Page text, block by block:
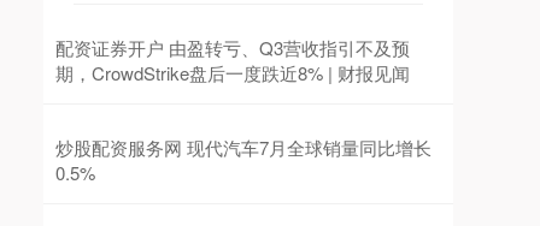
配资证券开户 由盈转亏、Q3营收指引不及预
期，CrowdStrike盘后一度跌近8% | 财报见闻
炒股配资服务网 现代汽车7月全球销量同比增长
0.5%